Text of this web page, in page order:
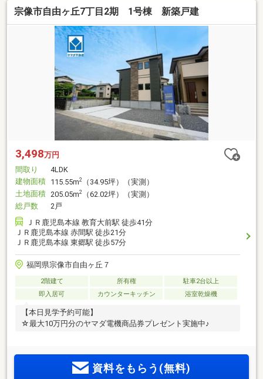
宗像市自由ヶ丘7丁目2期 1号棟 新築戸建
3,498万円
間取り
4LDK
建物面積 115.55m2
（34.95坪）（実測）
土地面積 205.05m2
（62.02坪）（実測）
総戸数
2戸
ＪＲ鹿児島本線 教育大前駅 徒歩41分
ＪＲ鹿児島本線 赤間駅 徒歩21分
ＪＲ鹿児島本線 東郷駅 徒歩57分
福岡県宗像市自由ヶ丘７
2階建て 所有権
駐車2台以上
即入居可
カウンターキッチン 浴室乾燥機
【本日見学予約可能】
☆最大10万円分のヤマダ電機商品券プレゼント実施中♪
資料をもらう(無料)